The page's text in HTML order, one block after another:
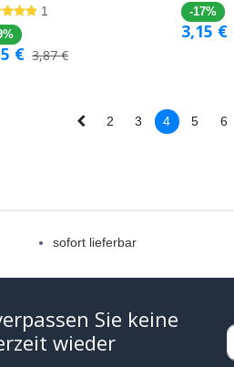
Warenkorb
1
€ 3,87€
-17%
3,15 €
2 3 4 5 6
sofort lieferbar
Sie keine
wieder